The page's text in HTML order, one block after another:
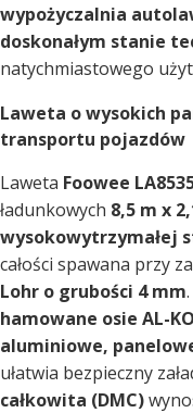
wypożyczalnia
doskonałym stanie
natychmiastowego
Laweta o wysokich
transportu pojazdów
Laweta Foowee
ładunkowych 8,5 m x
wysokowytrzymałej
całości spawana przy
Lohr o grubości 4 mm
hamowane osie AL-
aluminiowe,
ułatwia bezpieczny
całkowita (DMC)